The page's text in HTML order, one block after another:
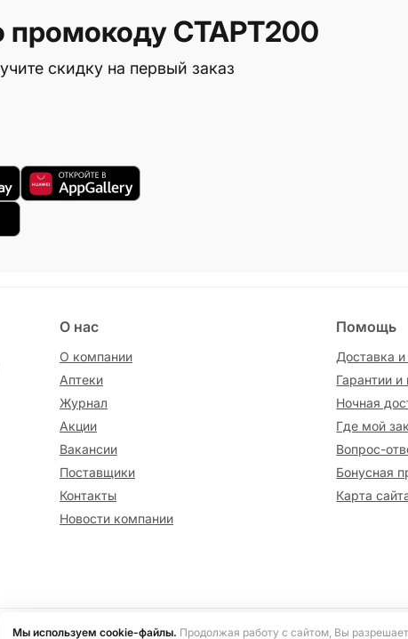
промокоду СТАРТ200
скидку на первый заказ
О нас
О компании
Аптеки
Журнал
Акции
Вакансии
Поставщики
Контакты
Новости компании
Помощь
Доставка и
Гарантии и
Ночная
Где мой
Вопрос-
Бонусная
Карта
представленная на сайте информация носит исключительно
Мы используем cookie-файлы. Продолжая работу с сайтом, Вы